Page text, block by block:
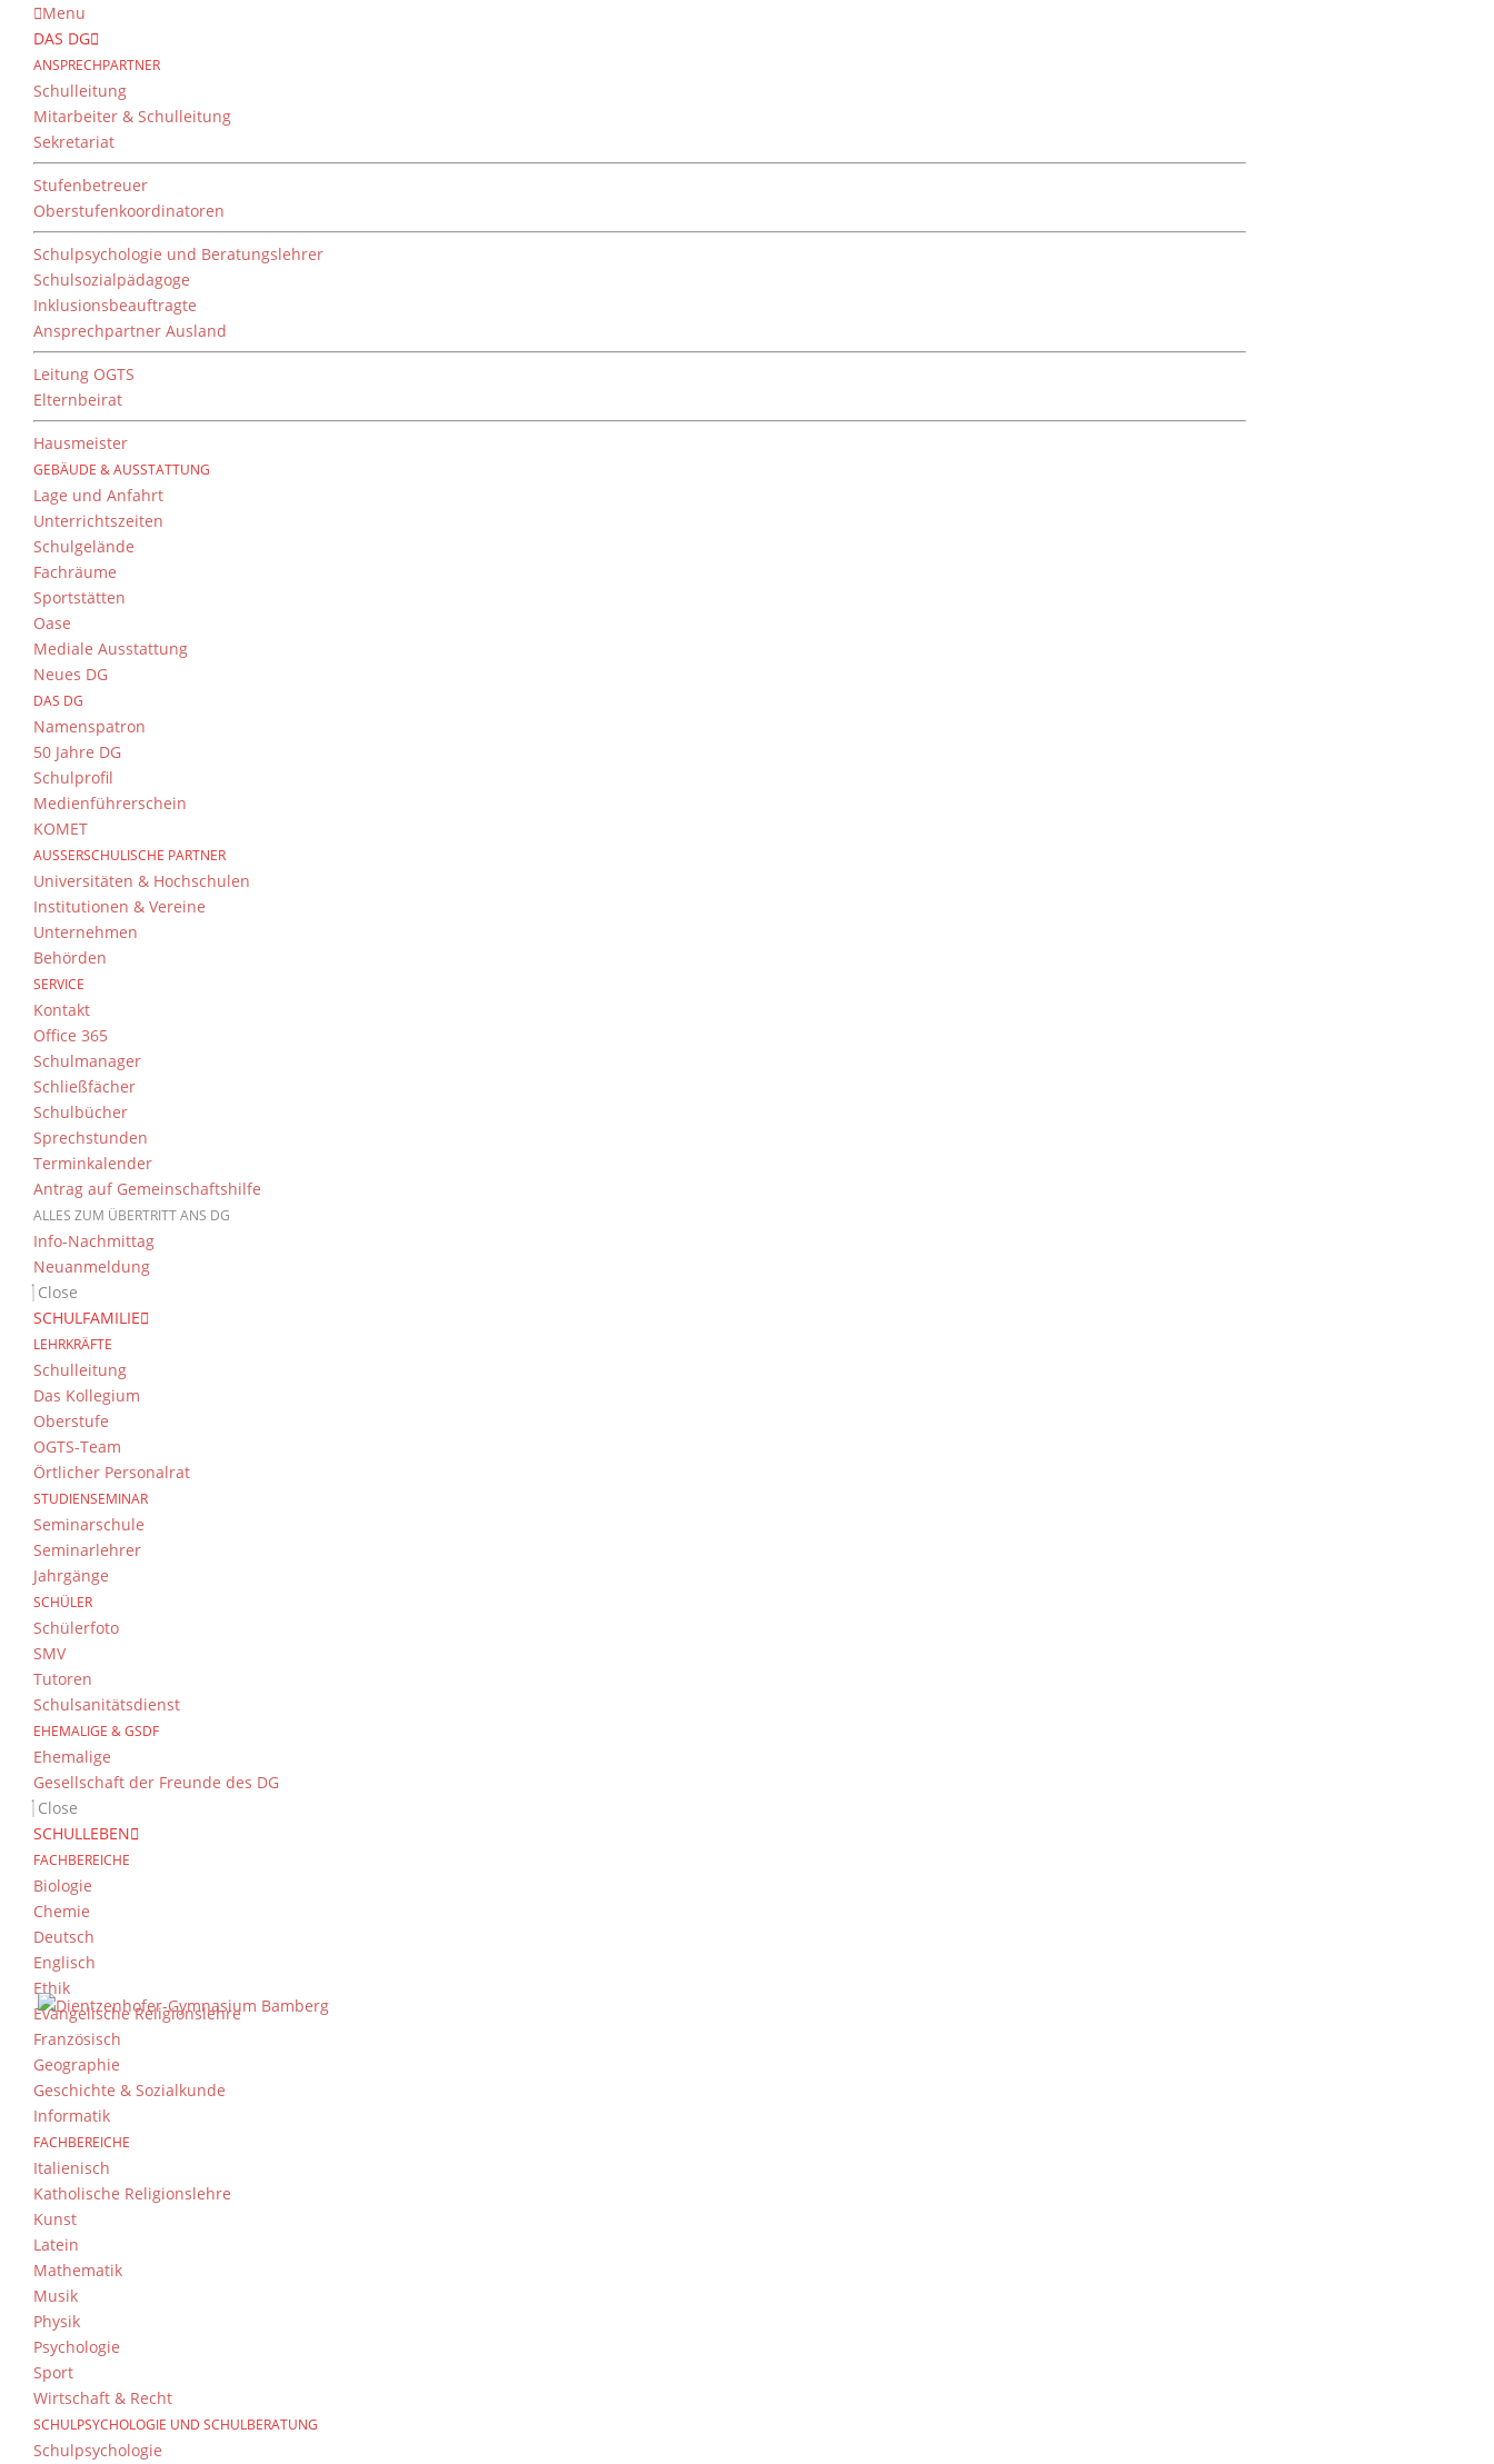
Menu
DAS DG
ANSPRECHPARTNER
Schulleitung
Mitarbeiter & Schulleitung
Sekretariat
Stufenbetreuer
Oberstufenkoordinatoren
Schulpsychologie und Beratungslehrer
Schulsozialpädagoge
Inklusionsbeauftragte
Ansprechpartner Ausland
Leitung OGTS
Elternbeirat
Hausmeister
GEBÄUDE & AUSSTATTUNG
Lage und Anfahrt
Unterrichtszeiten
Schulgelände
Fachräume
Sportstätten
Oase
Mediale Ausstattung
Neues DG
DAS DG
Namenspatron
50 Jahre DG
Schulprofil
Medienführerschein
KOMET
AUSSERSCHULISCHE PARTNER
Universitäten & Hochschulen
Institutionen & Vereine
Unternehmen
Behörden
SERVICE
Kontakt
Office 365
Schulmanager
Schließfächer
Schulbücher
Sprechstunden
Terminkalender
Antrag auf Gemeinschaftshilfe
ALLES ZUM ÜBERTRITT ANS DG
Info-Nachmittag
Neuanmeldung
Close
SCHULFAMILIE
LEHRKRÄFTE
Schulleitung
Das Kollegium
Oberstufe
OGTS-Team
Örtlicher Personalrat
STUDIENSEMINAR
Seminarschule
Seminarlehrer
Jahrgänge
SCHÜLER
Schülerfoto
SMV
Tutoren
Schulsanitätsdienst
EHEMALIGE & GSDF
Ehemalige
Gesellschaft der Freunde des DG
Close
SCHULLEBEN
FACHBEREICHE
Biologie
Chemie
Deutsch
Englisch
Ethik
Evangelische Religionslehre
Französisch
Geographie
Geschichte & Sozialkunde
Informatik
FACHBEREICHE
Italienisch
Katholische Religionslehre
Kunst
Latein
Mathematik
Musik
Physik
Psychologie
Sport
Wirtschaft & Recht
SCHULPSYCHOLOGIE UND SCHULBERATUNG
Schulpsychologie